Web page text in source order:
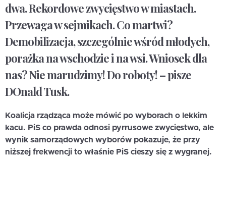
dwa. Rekordowe zwycięstwo w miastach.
Przewaga w sejmikach. Co martwi?
Demobilizacja, szczególnie wśród młodych,
porażka na wschodzie i na wsi. Wniosek dla
nas? Nie marudzimy! Do roboty! – pisze
DOnald Tusk.
Koalicja rządząca może mówić po wyborach o lekkim
kacu. PiS co prawda odnosi pyrrusowe zwycięstwo, ale
wynik samorządowych wyborów pokazuje, że przy
niższej frekwencji to właśnie PiS cieszy się z wygranej.